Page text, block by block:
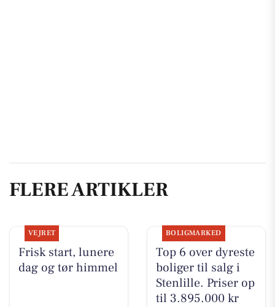
FLERE ARTIKLER
VEJRET
Frisk start, lunere
dag og tør himmel
BOLIGMARKED
Top 6 over dyreste
boliger til salg i
Stenlille. Priser op
til 3.895.000 kr